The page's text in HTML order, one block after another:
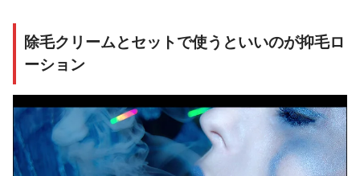
除毛クリームとセットで使うといいのが抑毛ロ
ーション